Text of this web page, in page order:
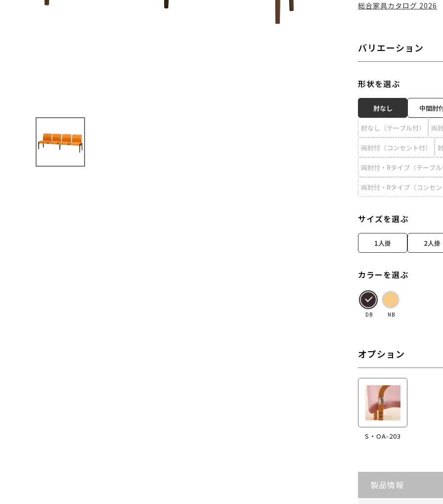
総合家具カタログ 2026
バリエーション
形状を選ぶ
肘なし 中間肘
肘なし（テーブル付） 両
両肘付（コンセント付）
両肘付・Rタイプ（テーブル
両肘付・Rタイプ（コンセン
サイズを選ぶ
1人掛 2人掛
カラーを選ぶ
DB NB
オプション
S・OA-203
製品情報